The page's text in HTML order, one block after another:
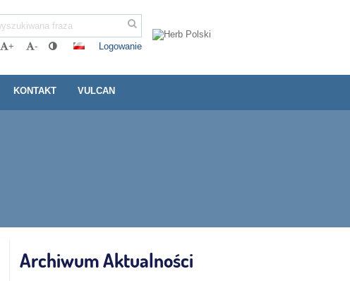
+ - Logowanie
KONTAKT VULCAN
Archiwum Aktualności